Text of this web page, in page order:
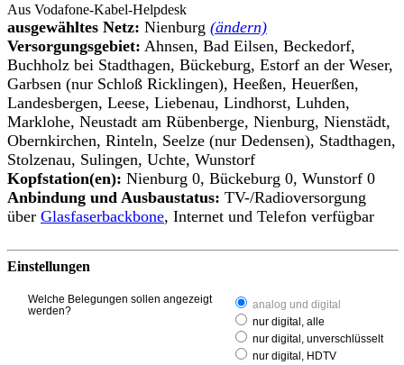
Aus Vodafone-Kabel-Helpdesk
ausgewähltes Netz: Nienburg (ändern)
Versorgungsgebiet: Ahnsen, Bad Eilsen, Beckedorf,
Buchholz bei Stadthagen, Bückeburg, Estorf an der Weser,
Garbsen (nur Schloß Ricklingen), Heeßen, Heuerßen,
Landesbergen, Leese, Liebenau, Lindhorst, Luhden,
Marklohe, Neustadt am Rübenberge, Nienburg, Nienstädt,
Obernkirchen, Rinteln, Seelze (nur Dedensen), Stadthagen,
Stolzenau, Sulingen, Uchte, Wunstorf
Kopfstation(en): Nienburg 0, Bückeburg 0, Wunstorf 0
Anbindung und Ausbaustatus: TV-/Radioversorgung
über Glasfaserbackbone, Internet und Telefon verfügbar
Einstellungen
Welche Belegungen sollen angezeigt
werden?
analog und digital
nur digital, alle
nur digital, unverschlüsselt
nur digital, HDTV